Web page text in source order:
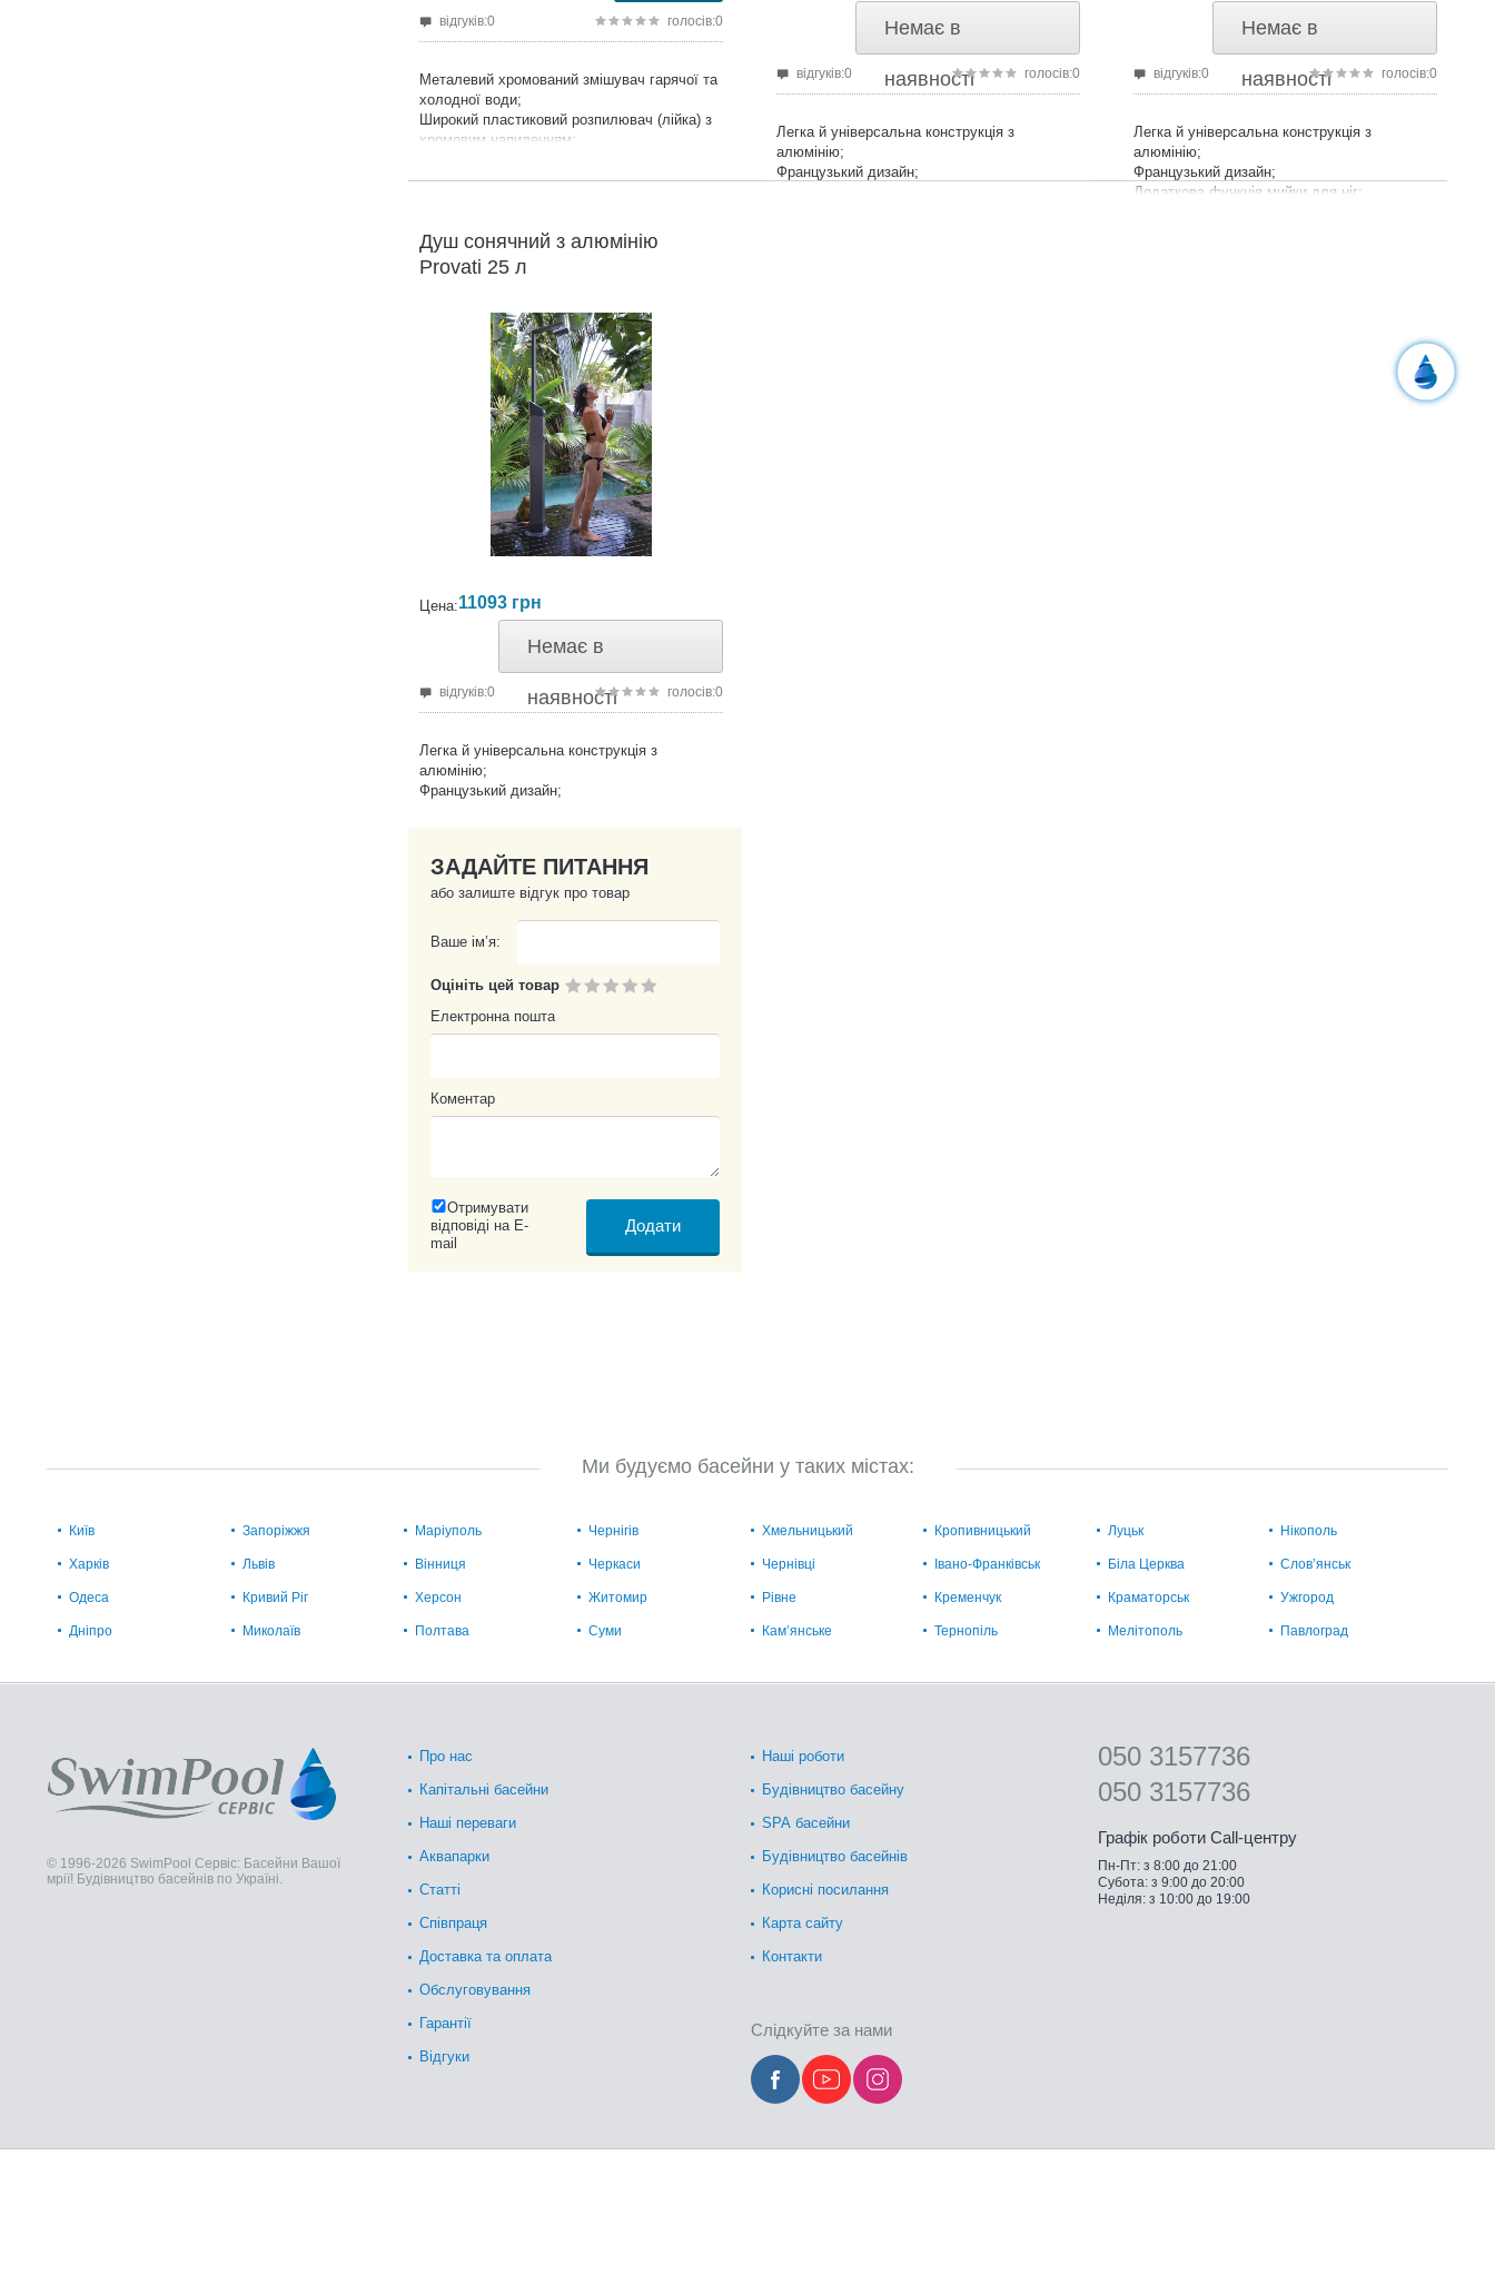
відгуків:0 голосів:0
Металевий хромований змішувач гарячої та
холодної води;
Широкий пластиковий розпилювач (лійка) з
хромовим напиленням;
Просте підключення до садового шланга;
Висота 2160 мм;
Немає в
наявності
відгуків:0 голосів:0
Легка й універсальна конструкція з
алюмінію;
Французький дизайн;
Немає в
наявності
відгуків:0 голосів:0
Легка й універсальна конструкція з
алюмінію;
Французький дизайн;
Додаткова функція мийки для ніг;
Душ сонячний з алюмінію
Provati 25 л
Цена:11093 грн
Немає в
наявності
відгуків:0 голосів:0
Легка й універсальна конструкція з
алюмінію;
Французький дизайн;
ЗАДАЙТЕ ПИТАННЯ
або залиште відгук про товар
Ваше ім’я:
Оцініть цей товар
Електронна пошта
Коментар
Отримувати
відповіді на E-
mail
Ми будуємо басейни у таких містах:
Київ
Харків
Одеса
Дніпро
Запоріжжя
Львів
Кривий Ріг
Миколаїв
Маріуполь
Вінниця
Херсон
Полтава
Чернігів
Черкаси
Житомир
Суми
Хмельницький
Чернівці
Рівне
Кам’янське
Кропивницький
Івано-Франківськ
Кременчук
Тернопіль
Луцьк
Біла Церква
Краматорськ
Мелітополь
Нікополь
Слов’янськ
Ужгород
Павлоград
© 1996-2026 SwimPool Сервіс: Басейни Вашої
мрії! Будівництво басейнів по Україні.
Про нас
Капітальні басейни
Наші переваги
Аквапарки
Статті
Співпраця
Доставка та оплата
Обслуговування
Гарантії
Відгуки
Наші роботи
Будівництво басейну
SPA басейни
Будівництво басейнів
Корисні посилання
Карта сайту
Контакти
Слідкуйте за нами
050 3157736
050 3157736
Графік роботи Call-центру
Пн-Пт: з 8:00 до 21:00
Субота: з 9:00 до 20:00
Неділя: з 10:00 до 19:00